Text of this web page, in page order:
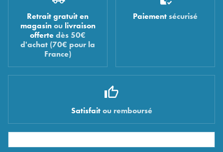
Retrait gratuit en
magasinou livraison
offerte dès 50€
d'achat (70€ pour la
France)
Paiement sécurisé
Satisfaitou remboursé